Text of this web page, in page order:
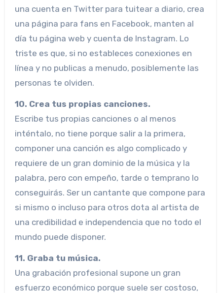
una cuenta en Twitter para tuitear a diario, crea
una página para fans en Facebook, manten al
día tu página web y cuenta de Instagram. Lo
triste es que, si no estableces conexiones en
línea y no publicas a menudo, posiblemente las
personas te olviden.
10. Crea tus propias canciones.
Escribe tus propias canciones o al menos
inténtalo, no tiene porque salir a la primera,
componer una canción es algo complicado y
requiere de un gran dominio de la música y la
palabra, pero con empeño, tarde o temprano lo
conseguirás. Ser un cantante que compone para
si mismo o incluso para otros dota al artista de
una credibilidad e independencia que no todo el
mundo puede disponer.
11. Graba tu música.
Una grabación profesional supone un gran
esfuerzo económico porque suele ser costoso,